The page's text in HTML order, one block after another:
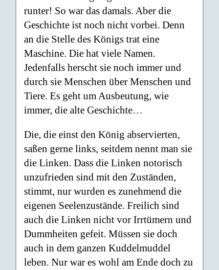
runter! So war das damals. Aber die
Geschichte ist noch nicht vorbei. Denn
an die Stelle des Königs trat eine
Maschine. Die hat viele Namen.
Jedenfalls herscht sie noch immer und
durch sie Menschen über Menschen und
Tiere. Es geht um Ausbeutung, wie
immer, die alte Geschichte…
Die, die einst den König abservierten,
saßen gerne links, seitdem nennt man sie
die Linken. Dass die Linken notorisch
unzufrieden sind mit den Zuständen,
stimmt, nur wurden es zunehmend die
eigenen Seelenzustände. Freilich sind
auch die Linken nicht vor Irrtümern und
Dummheiten gefeit. Müssen sie doch
auch in dem ganzen Kuddelmuddel
leben. Nur war es wohl am Ende doch zu